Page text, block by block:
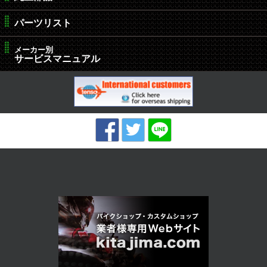
パーツリスト
メーカー別
サービスマニュアル